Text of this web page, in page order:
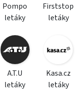
Pompo
letáky
Firststop
letáky
A.T.U
letáky
Kasa.cz
letáky